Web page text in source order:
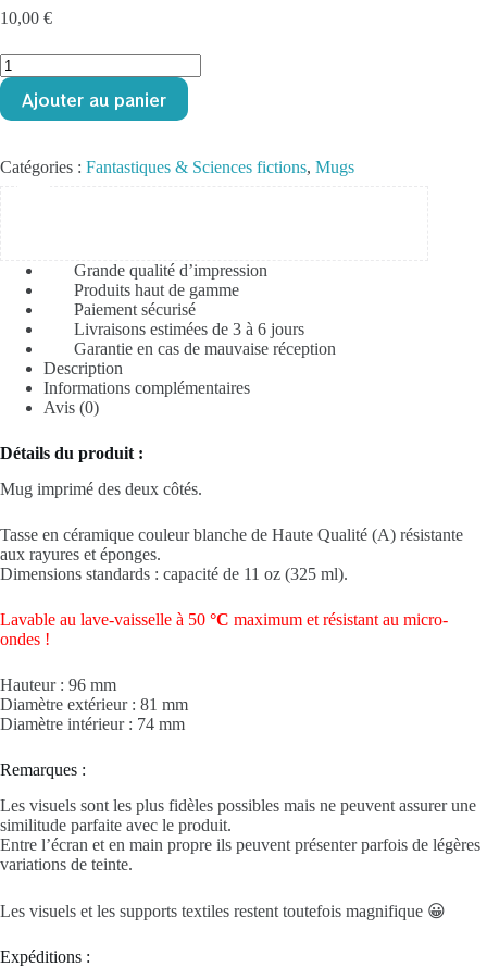
10,00 €
quantité
de
Mug
Lune
&
Ajouter au panier
Catégories : Fantastiques & Sciences fictions, Mugs
Grande qualité d’impression
Produits haut de gamme
Paiement sécurisé
Livraisons estimées de 3 à 6 jours
Garantie en cas de mauvaise réception
Description
Informations complémentaires
Avis (0)
Détails du produit :
Mug imprimé des deux côtés.
Tasse en céramique couleur blanche de Haute Qualité (A) résistante
aux rayures et éponges.
Dimensions standards : capacité de 11 oz (325 ml).
Lavable au lave-vaisselle à 50 °C maximum et résistant au micro-
ondes !
Hauteur : 96 mm
Diamètre extérieur : 81 mm
Diamètre intérieur : 74 mm
Remarques :
Les visuels sont les plus fidèles possibles mais ne peuvent assurer une
similitude parfaite avec le produit.
Entre l’écran et en main propre ils peuvent présenter parfois de légères
variations de teinte.
Les visuels et les supports textiles restent toutefois magnifique 😀
Expéditions :